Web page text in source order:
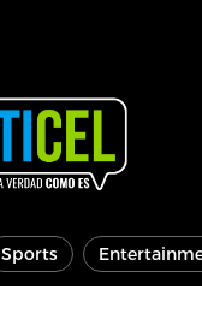
Sports